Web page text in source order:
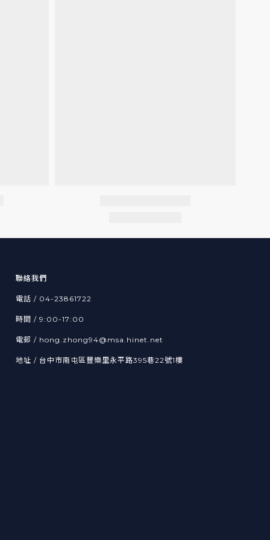
聯絡我們
電話 / 04-23861722
時間 / 9:00-17:00
電郵 / hong.zhong94@msa.hinet.net
地址 / 台中市南屯區豐樂里永平路395巷22號1樓